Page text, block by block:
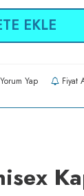
EKLE
Yorum Yap Fiyat